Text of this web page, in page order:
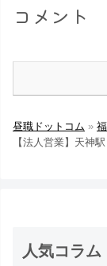
コメント
昼職ドットコム »
【法人営業】天神
人気コラム